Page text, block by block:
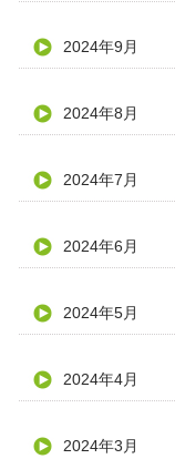
2024年9月
2024年8月
2024年7月
2024年6月
2024年5月
2024年4月
2024年3月